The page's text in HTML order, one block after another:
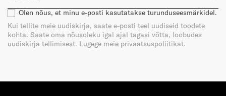
Olen nõus, et minu e-posti kasutatakse turunduseesmärkidel.
Kui tellite meie uudiskirja, saate e-posti teel uudiseid toodete
kohta. Saate oma nõusoleku igal ajal tagasi võtta, loobudes
uudiskirja tellimisest. Lugege meie privaatsuspoliitikat.